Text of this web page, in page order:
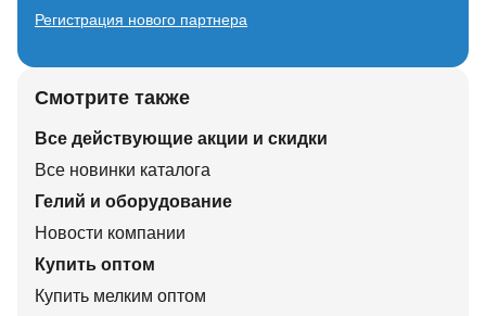
Регистрация нового партнера
Смотрите также
Все действующие акции и скидки
Все новинки каталога
Гелий и оборудование
Новости компании
Купить оптом
Купить мелким оптом